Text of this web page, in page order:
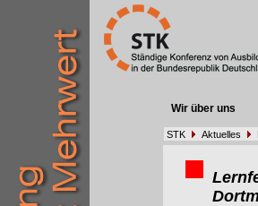
Wir über uns
STK Aktuelles